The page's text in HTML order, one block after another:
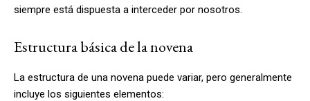
siempre está dispuesta a interceder por nosotros.
Estructura básica de la novena
La estructura de una novena puede variar, pero generalmente
incluye los siguientes elementos: